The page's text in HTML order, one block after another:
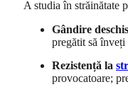
A studia în străinătate
Gândire
pregătit să
Rezistență la
provocatoare;